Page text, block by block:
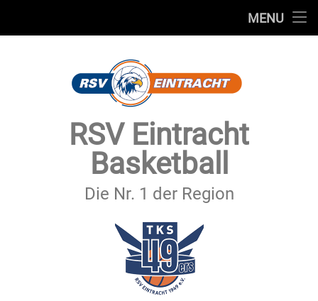
MENU
SECHSTER MANN
IMPRESSUM & DATENSCHUTZ
RSV Eintracht
Basketball
Die Nr. 1 der Region